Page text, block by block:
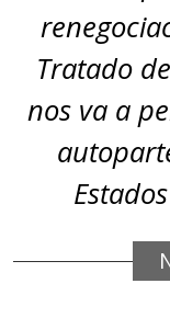
Tratado
nos va a